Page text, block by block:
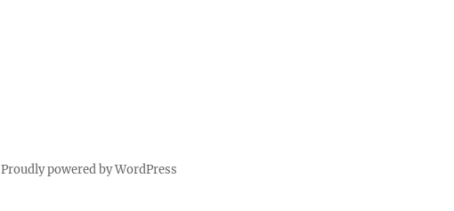
Proudly powered by WordPress